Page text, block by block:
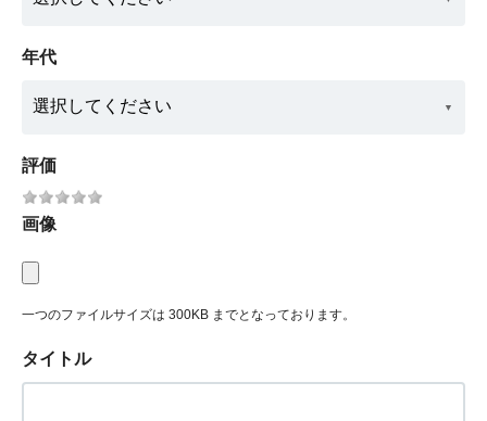
年代
評価
画像
一つのファイルサイズは 300KB までとなっております。
タイトル